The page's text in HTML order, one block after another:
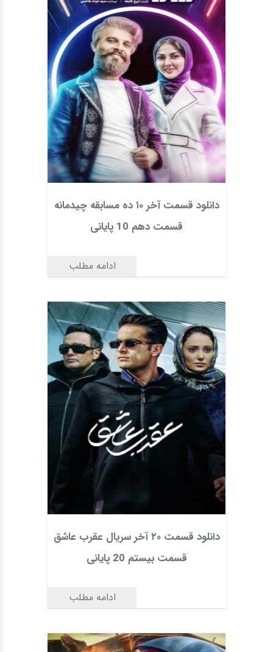
دانلود قسمت آخر ۱۰ ده مسابقه چیدمانه
قسمت دهم 10 پایانی
ادامه مطلب
دانلود قسمت ۲۰ آخر سریال عقرب عاشق
قسمت بیستم 20 پایانی
ادامه مطلب